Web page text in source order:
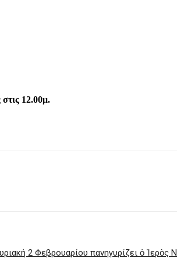
12.00μ.
2 Φεβρουαρίου πανηγυρίζει ὁ Ἱερὸς